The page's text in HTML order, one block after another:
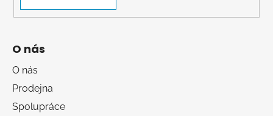
O nás
O nás
Prodejna
Spolupráce